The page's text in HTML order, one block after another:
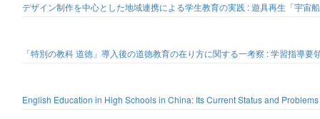
デザイン制作を中心とした地域連携による学生教育の実践 : 遊具再生「宇宙
「特別の教科 道徳」導入後の道徳教育の在り方に関する一考察 : 学習指導要
English Education in High Schools in China: Its Current Status and Problems